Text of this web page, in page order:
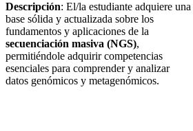
Descripción: El/la estudiante adquiere una
base sólida y actualizada sobre los
fundamentos y aplicaciones de la
secuenciación masiva (NGS),
permitiéndole adquirir competencias
esenciales para comprender y analizar
datos genómicos y metagenómicos.